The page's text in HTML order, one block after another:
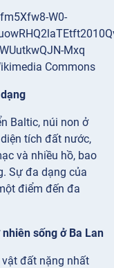
Commons
Baltic, núi non ở
tích đất nước,
và nhiều hồ, bao
Sự đa dạng của
điểm đến đa
sống ở Ba Lan
đất nặng nhất